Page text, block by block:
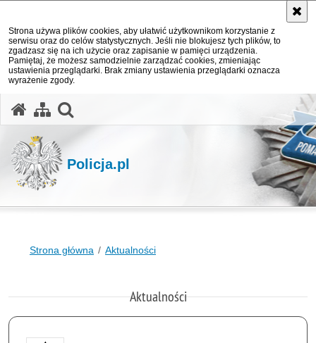
Strona używa plików cookies, aby ułatwić użytkownikom korzystanie z
serwisu oraz do celów statystycznych. Jeśli nie blokujesz tych plików, to
zgadzasz się na ich użycie oraz zapisanie w pamięci urządzenia.
Pamiętaj, że możesz samodzielnie zarządzać cookies, zmieniając
ustawienia przeglądarki. Brak zmiany ustawienia przeglądarki oznacza
wyrażenie zgody.
Policja.pl
Strona główna Aktualności
Aktualności